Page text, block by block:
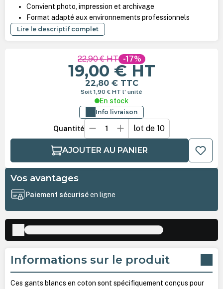
Convient photo, impression et archivage
Format adapté aux environnements professionnels
Lire le descriptif complet
22,90 €HT -17%
19,00 €HT
22,80 € TTC
Soit 1,90 € HT l' unité
En stock
Info livraison
Quantité lot de 10
AJOUTER AU PANIER
Vos avantages
Paiement sécuriséen ligne
Informations sur le produit
Ces gants blancs en coton sont spécifiquement conçus pour